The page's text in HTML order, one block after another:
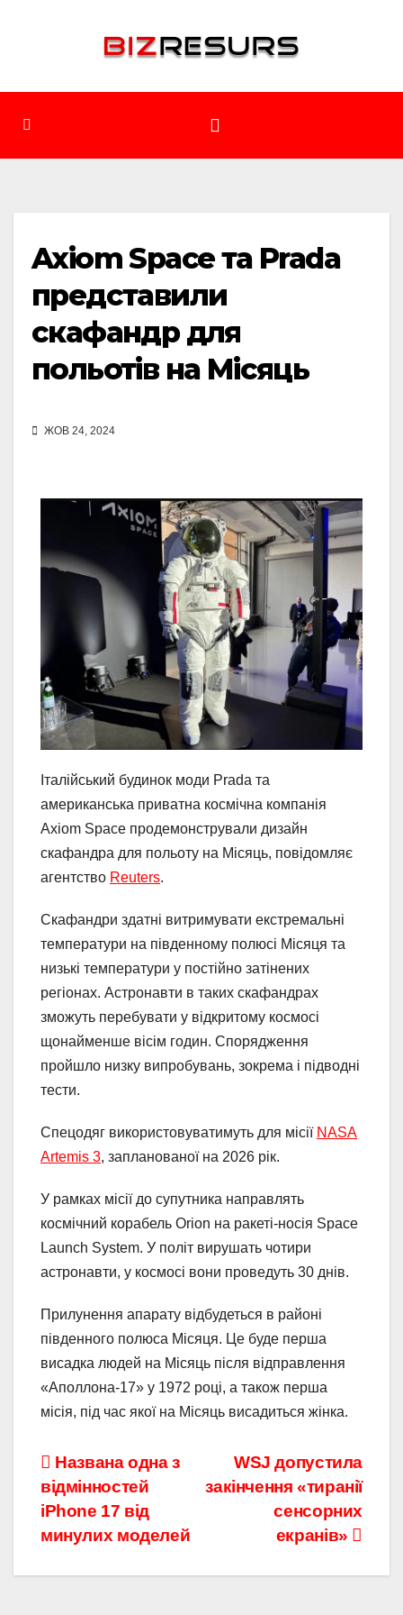
Axiom Space та Prada
представили
скафандр для
польотів на Місяць
ЖОВ 24, 2024
Італійський будинок моди Prada та
американська приватна космічна компанія
Axiom Space продемонстрували дизайн
скафандра для польоту на Місяць, повідомляє
агентство Reuters.
Скафандри здатні витримувати екстремальні
температури на південному полюсі Місяця та
низькі температури у постійно затінених
регіонах. Астронавти в таких скафандрах
зможуть перебувати у відкритому космосі
щонайменше вісім годин. Спорядження
пройшло низку випробувань, зокрема і підводні
тести.
Спецодяг використовуватимуть для місії NASA
Artemis 3, запланованої на 2026 рік.
У рамках місії до супутника направлять
космічний корабель Orion на ракеті-носія Space
Launch System. У політ вирушать чотири
астронавти, у космосі вони проведуть 30 днів.
Прилунення апарату відбудеться в районі
південного полюса Місяця. Це буде перша
висадка людей на Місяць після відправлення
«Аполлона-17» у 1972 році, а також перша
місія, під час якої на Місяць висадиться жінка.
Навігація
записів
WSJ допустила
закінчення «тиранії
сенсорних
екранів»
Названа одна з
відмінностей
iPhone 17 від
минулих моделей